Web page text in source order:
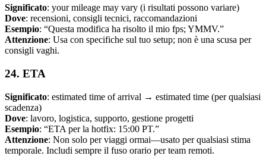
Significato: your mileage may vary (i risultati possono variare)
Dove: recensioni, consigli tecnici, raccomandazioni
Esempio: “Questa modifica ha risolto il mio fps; YMMV.”
Attenzione: Usa con specifiche sul tuo setup; non è una scusa per
consigli vaghi.
24. ETA
Significato: estimated time of arrival → estimated time (per qualsiasi
scadenza)
Dove: lavoro, logistica, supporto, gestione progetti
Esempio: “ETA per la hotfix: 15:00 PT.”
Attenzione: Non solo per viaggi ormai—usato per qualsiasi stima
temporale. Includi sempre il fuso orario per team remoti.